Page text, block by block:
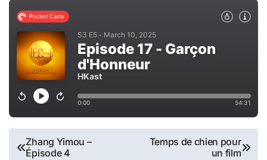
Navigation
Zhang Yimou –
Épisode 4
Temps de chien pour
un film